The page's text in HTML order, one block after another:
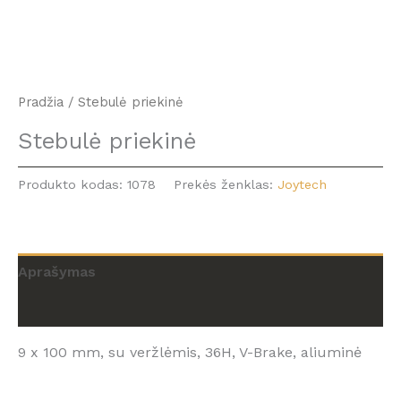
Pradžia / Stebulė priekinė
Stebulė priekinė
Produkto kodas: 1078 Prekės ženklas: Joytech
Aprašymas
9 x 100 mm, su veržlėmis, 36H, V-Brake, aliuminė